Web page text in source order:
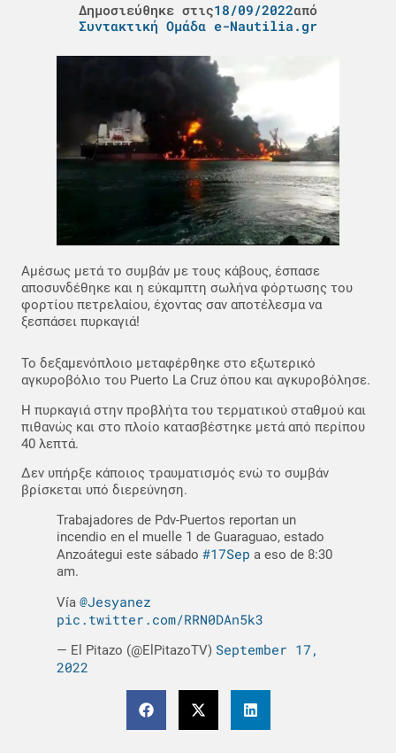
Δημοσιεύθηκε στις18/09/2022από
Συντακτική Ομάδα e-Nautilia.gr
Αμέσως μετά το συμβάν με τους κάβους, έσπασε
αποσυνδέθηκε και η εύκαμπτη σωλήνα φόρτωσης του
φορτίου πετρελαίου, έχοντας σαν αποτέλεσμα να
ξεσπάσει πυρκαγιά!
Το δεξαμενόπλοιο μεταφέρθηκε στο εξωτερικό
αγκυροβόλιο του Puerto La Cruz όπου και αγκυροβόλησε.
Η πυρκαγιά στην προβλήτα του τερματικού σταθμού και
πιθανώς και στο πλοίο κατασβέστηκε μετά από περίπου
40 λεπτά.
Δεν υπήρξε κάποιος τραυματισμός ενώ το συμβάν
βρίσκεται υπό διερεύνηση.
Trabajadores de Pdv-Puertos reportan un
incendio en el muelle 1 de Guaraguao, estado
Anzoátegui este sábado #17Sep a eso de 8:30
am.
Vía @Jesyanez
pic.twitter.com/RRN0DAn5k3
— El Pitazo (@ElPitazoTV) September 17,
2022